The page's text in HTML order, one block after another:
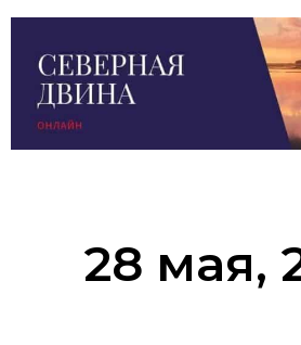
28 мая,